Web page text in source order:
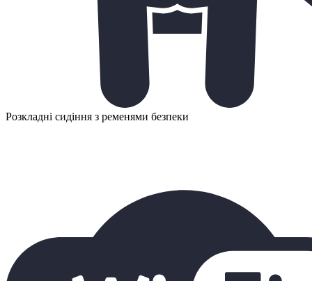
Розкладні сидіння з ременями безпеки